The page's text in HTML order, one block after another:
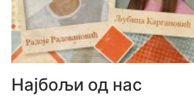
Најбољи од нас